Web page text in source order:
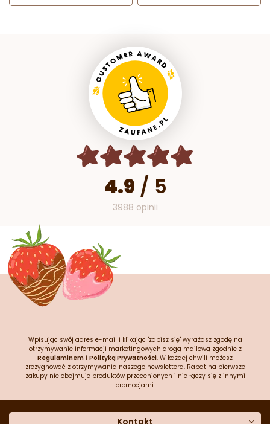
4.9 / 5
3988 opinii
Wpisując swój adres e-mail i klikając "zapisz się" wyrażasz zgodę na
otrzymywanie informacji marketingowych drogą mailową zgodnie z
Regulaminem i Polityką Prywatności. W każdej chwili możesz
zrezygnować z otrzymywania naszego newslettera. Rabat na pierwsze
zakupy nie obejmuje produktów przecenionych i nie łączy się z innymi
promocjami.